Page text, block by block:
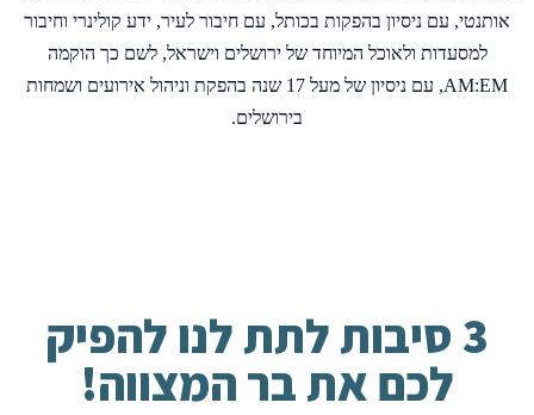
אותנטי, עם ניסיון בהפקות בכותל, עם חיבור לעיר, ידע קולינרי וחיבור
למסעדות ולאוכל המיוחד של ירושלים וישראל, לשם כך הוקמה
AM:EM, עם ניסיון של מעל 17 שנה בהפקת וניהול אירועים ושמחות
בירושלים.
3 סיבות לתת לנו להפיק
לכם את בר המצווה!